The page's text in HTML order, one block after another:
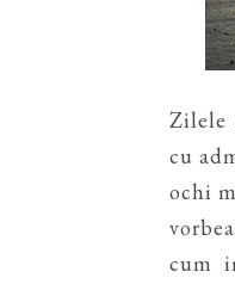
Zilele
cu
ochi
cum